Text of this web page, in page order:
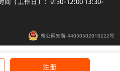
粤公网安备 44030502010222号
注册